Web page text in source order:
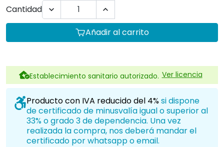
Cantidad
 
Añadir al carrito
Establecimiento sanitario autorizado. Ver licencia
Producto con IVA reducido del 4%si dispone
de certificado de minusvalía igual o superior al
33% o grado 3 de dependencia. Una vez
realizada la compra, nos deberá mandar el
certificado por whatsapp o email.